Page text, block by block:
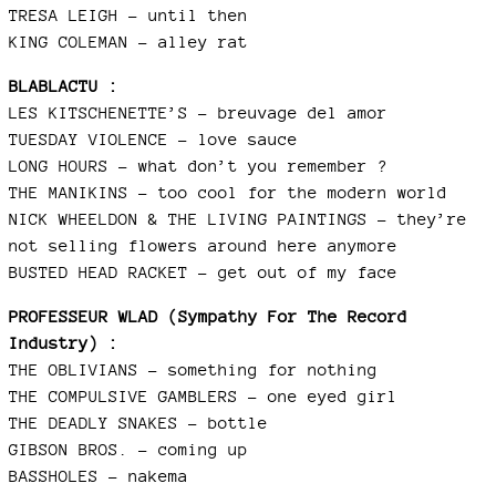
TRESA LEIGH – until then
KING COLEMAN – alley rat
BLABLACTU :
LES KITSCHENETTE’S – breuvage del amor
TUESDAY VIOLENCE – love sauce
LONG HOURS – what don’t you remember ?
THE MANIKINS – too cool for the modern world
NICK WHEELDON & THE LIVING PAINTINGS – they’re
not selling flowers around here anymore
BUSTED HEAD RACKET – get out of my face
PROFESSEUR WLAD (Sympathy For The Record
Industry) :
THE OBLIVIANS – something for nothing
THE COMPULSIVE GAMBLERS – one eyed girl
THE DEADLY SNAKES – bottle
GIBSON BROS. – coming up
BASSHOLES - nakema